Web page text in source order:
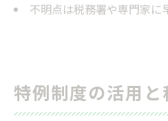
不明点は税務署や専門家に
特例制度の活用と